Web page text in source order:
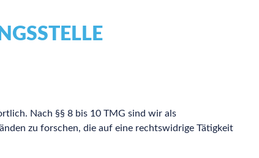
Nach §§ 8 bis 10 TMG sind wir als
zu forschen, die auf eine rechtswidrige Tätigkeit